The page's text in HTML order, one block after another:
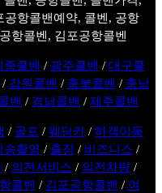
항콜밴예약, 콜벤, 공항
항콜벤, 김포공항콜벤
종콜밴 / 광주콜밴 / 대구콜
/ 강원콜밴 / 충북콜밴 / 충남
밴 / 경남콜밴 / 제주콜밴
/ 골프 / 웨딩카 / 하객이동
송촬영 / 출장/ 비즈니스 /
/ 의전서비스 / 의전차량 /
콜밴 / 김포공항콜밴 / 여